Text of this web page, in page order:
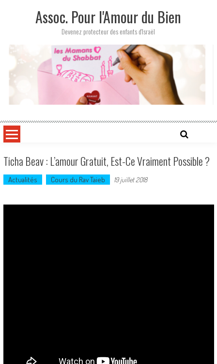
Assoc. Pour l'Amour du Bien
Devenez protecteur des enfants d'Israël
Ticha Beav : L’amour Gratuit, Est-Ce Vraiment Possible ?
Actualités Cours du Rav Taieb 19 juillet 2018